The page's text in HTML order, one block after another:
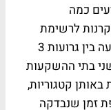
כמה
"תרם" 2 קרנות לרשימת
מופיעה בין גרועות 3
בתי ההשקעות
באותן קטגוריות,
זמן שנבדקה